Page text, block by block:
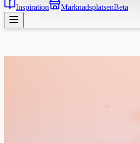
Inspiration
MarknadsplatsenBeta